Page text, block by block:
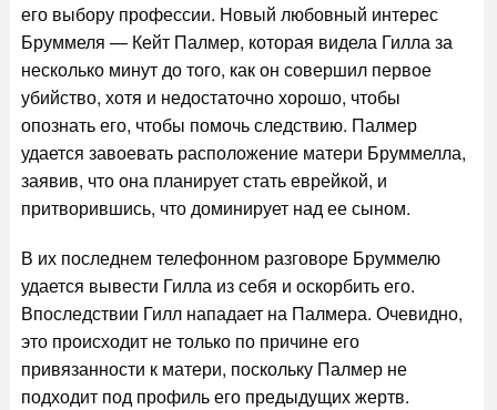
его выбору профессии. Новый любовный интерес
Бруммеля — Кейт Палмер, которая видела Гилла за
несколько минут до того, как он совершил первое
убийство, хотя и недостаточно хорошо, чтобы
опознать его, чтобы помочь следствию. Палмер
удается завоевать расположение матери Бруммелла,
заявив, что она планирует стать еврейкой, и
притворившись, что доминирует над ее сыном.
В их последнем телефонном разговоре Бруммелю
удается вывести Гилла из себя и оскорбить его.
Впоследствии Гилл нападает на Палмера. Очевидно,
это происходит не только по причине его
привязанности к матери, поскольку Палмер не
подходит под профиль его предыдущих жертв.